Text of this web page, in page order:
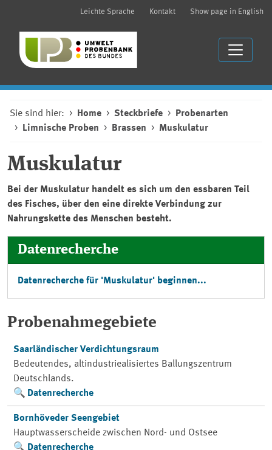
Leichte Sprache Kontakt Show page in English
Sie sind hier: Home Steckbriefe
Probenarten
Limnische Proben
Brassen Muskulatur
Muskulatur
Bei der Muskulatur handelt es sich um den essbaren Teil
des Fisches, über den eine direkte Verbindung zur
Nahrungskette des Menschen besteht.
Datenrecherche
Datenrecherche für 'Muskulatur' beginnen...
Probenahmegebiete
Saarländischer Verdichtungsraum
Bedeutendes, altindustriealisiertes Ballungszentrum
Deutschlands.
Datenrecherche
Bornhöveder Seengebiet
Hauptwasserscheide zwischen Nord- und Ostsee
Datenrecherche